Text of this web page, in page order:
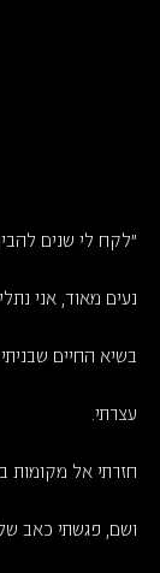
"לקח לי שנים
נעים מאוד, אני
בשיא החיים
עצרתי.
חזרתי אל מקומות
ושם, פגשתי כאב